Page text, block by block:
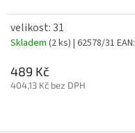
velikost: 31
Skladem (2 ks) | 62578/31 EAN:
489 Kč
404,13 Kč bez DPH